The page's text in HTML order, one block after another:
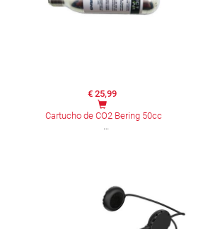
€ 25,99
Cartucho de CO2 Bering 50cc